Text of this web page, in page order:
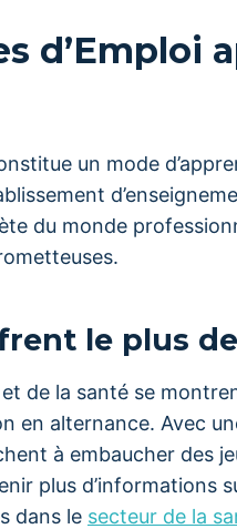
d’Emploi
un mode
du monde
le plus
et de la santé se
en alternance. Avec
à embaucher des
plus d’informations
dans le secteur de la